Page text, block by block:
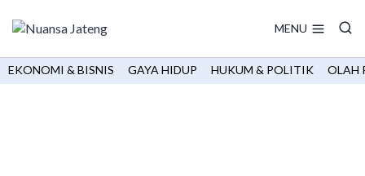
MENU
EKONOMI & BISNIS GAYA HIDUP HUKUM & POLITIK OLAH